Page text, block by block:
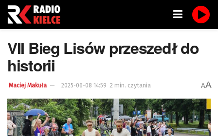
VII Bieg Lisów przeszedł do
historii
Maciej Makuła 2025-06-08 14:59 2 min. czytania AA